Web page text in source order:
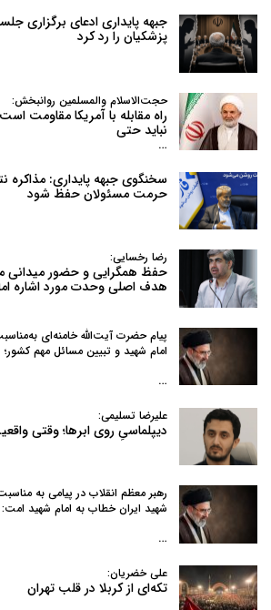
جبهه پایداری ادعای برگزاری
پزشکیان را رد کرد
حجت‌الاسلام والمسلمین روانبخش:
راه مقابله با آمریکا مقاومت
نباید حتی
…
سخنگوی جبهه پایداری: مذاکره
حرمت مسئولان حفظ شود
رضا رخسایی:
حفظ همگرایی و حضور میدانی
هدف اصلی وحدت مورد اشاره
پیام حضرت آیت‌الله خامنه‌ای
امام شهید و تبیین مسائل مهم کشور؛
…
علیرضا تسلیمی:
دیپلماسیِ روی ابرها؛ وقتی
رهبر معظم انقلاب در پیامی به‌
شهید ایران خطاب به امام شهید امت:
…
علی خضریان:
تکه‌ای از کربلا در قلب تهران